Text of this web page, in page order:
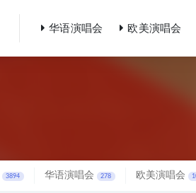
华语演唱会 欧美演唱会
3894 华语演唱会 278 欧美演唱会